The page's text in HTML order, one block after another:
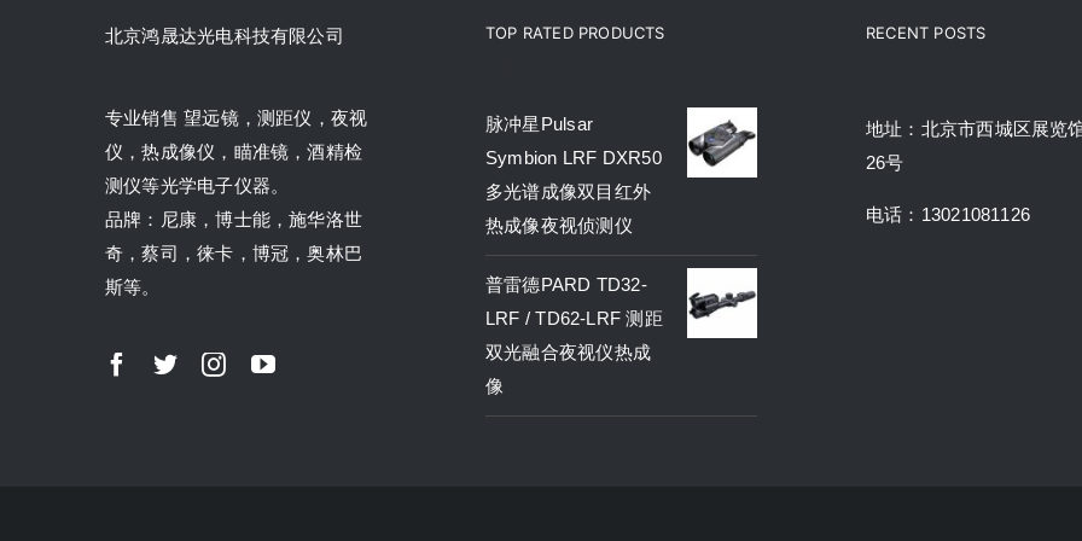
北京鸿晟达光电科技有限公司
专业销售 望远镜，测距仪，夜视
仪，热成像仪，瞄准镜，酒精检
测仪等光学电子仪器。
品牌：尼康，博士能，施华洛世
奇，蔡司，徕卡，博冠，奥林巴
斯等。
TOP RATED PRODUCTS
脉冲星Pulsar
Symbion LRF DXR50
多光谱成像双目红外
热成像夜视侦测仪
普雷德PARD TD32-
LRF / TD62-LRF 测距
双光融合夜视仪热成
像
RECENT POSTS
地址：北京市西城区展览
26号
电话：13021081126